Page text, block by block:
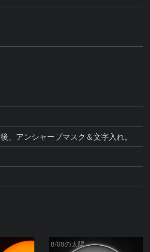
アンシャープマスク＆文字入れ。
8/08の太陽